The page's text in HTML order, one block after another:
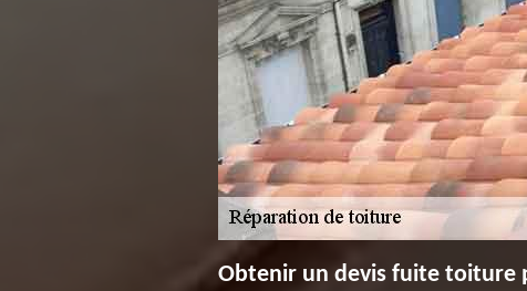
Obtenir un devis fuite toiture